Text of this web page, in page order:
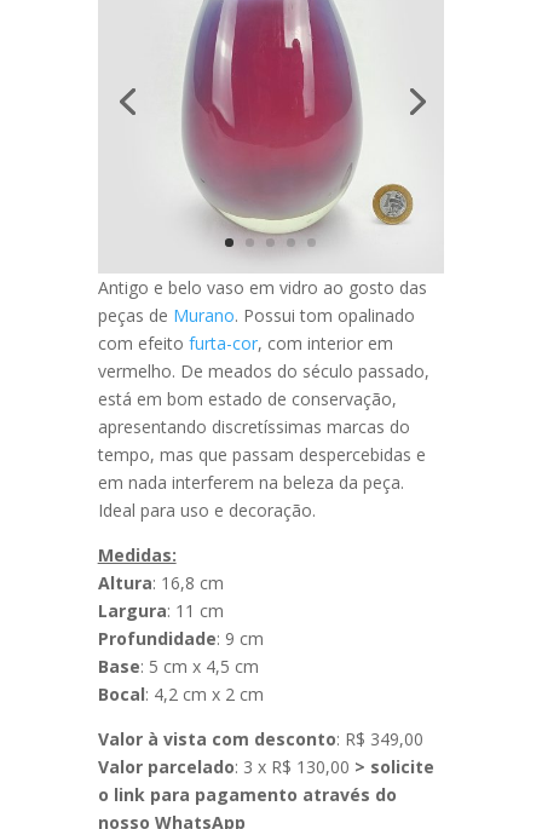
Antigo e belo vaso em vidro ao gosto das
peças de Murano. Possui tom opalinado
com efeito furta-cor, com interior em
vermelho. De meados do século passado,
está em bom estado de conservação,
apresentando discretíssimas marcas do
tempo, mas que passam despercebidas e
em nada interferem na beleza da peça.
Ideal para uso e decoração.
Medidas:
Altura: 16,8 cm
Largura: 11 cm
Profundidade: 9 cm
Base: 5 cm x 4,5 cm
Bocal: 4,2 cm x 2 cm
Valor à vista com desconto: R$ 349,00
Valor parcelado: 3 x R$ 130,00 > solicite
o link para pagamento através do
nosso WhatsApp